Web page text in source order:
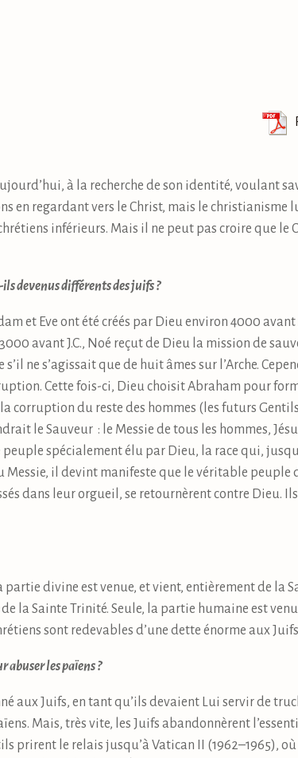
à la recherche de son identité, voulant
en regardant vers le Christ, mais le christianisme
inférieurs. Mais il ne peut pas croire que le
devenus différents des juifs ?
et Eve ont été créés par Dieu environ 4000 avant
avant J.C., Noé reçut de Dieu la mission de
ne s’agissait que de huit âmes sur l’Arche.
Cette fois-ci, Dieu choisit Abraham pour
corruption du reste des hommes (les futurs
le Sauveur : le Messie de tous les hommes,
spécialement élu par Dieu, la race qui,
Messie, il devint manifeste que le véritable peuple
dans leur orgueil, se retournèrent contre Dieu.
divine est venue, et vient, entièrement de la
la Sainte Trinité. Seule, la partie humaine est
sont redevables d’une dette énorme aux
abuser les païens ?
aux Juifs, en tant qu’ils devaient Lui servir de
Mais, très vite, les Juifs abandonnèrent
prirent le relais jusqu’à Vatican II (1962–1965),